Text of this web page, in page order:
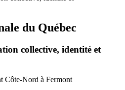
du Québec
collective, identité et